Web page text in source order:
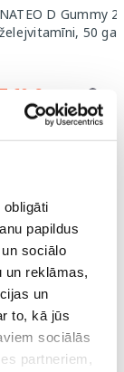
papildus
sociālo
un reklāmas,
un
to, kā jūs
sociālās
partneriem,
NATEO D Gummy
želejvitamīni, 50
7.60 €
dienu zemākā cena:
Standarta cena: 16.29 €